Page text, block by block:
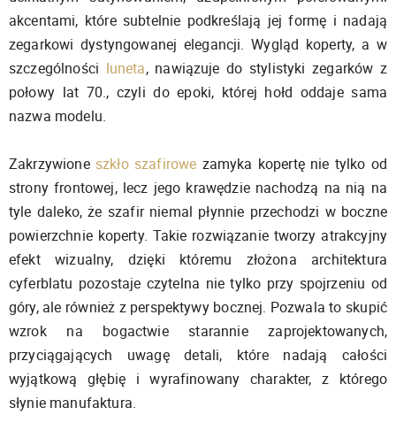
akcentami, które subtelnie podkreślają jej formę i nadają
zegarkowi dystyngowanej elegancji. Wygląd koperty, a w
szczególności luneta, nawiązuje do stylistyki zegarków z
połowy lat 70., czyli do epoki, której hołd oddaje sama
nazwa modelu.
Zakrzywione szkło szafirowe zamyka kopertę nie tylko od
strony frontowej, lecz jego krawędzie nachodzą na nią na
tyle daleko, że szafir niemal płynnie przechodzi w boczne
powierzchnie koperty. Takie rozwiązanie tworzy atrakcyjny
efekt wizualny, dzięki któremu złożona architektura
cyferblatu pozostaje czytelna nie tylko przy spojrzeniu od
góry, ale również z perspektywy bocznej. Pozwala to skupić
wzrok na bogactwie starannie zaprojektowanych,
przyciągających uwagę detali, które nadają całości
wyjątkową głębię i wyrafinowany charakter, z którego
słynie manufaktura.